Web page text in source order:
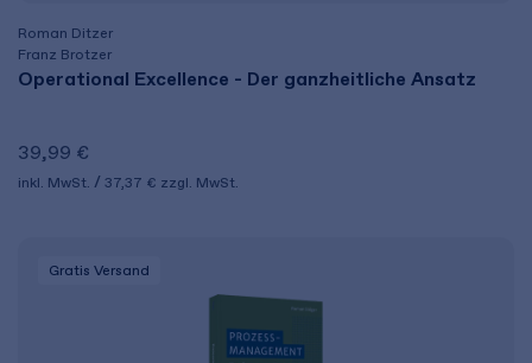
Roman Ditzer
Franz Brotzer
Operational Excellence - Der ganzheitliche Ansatz
39,99 €
inkl. MwSt. 37,37 € zzgl. MwSt.
Gratis Versand